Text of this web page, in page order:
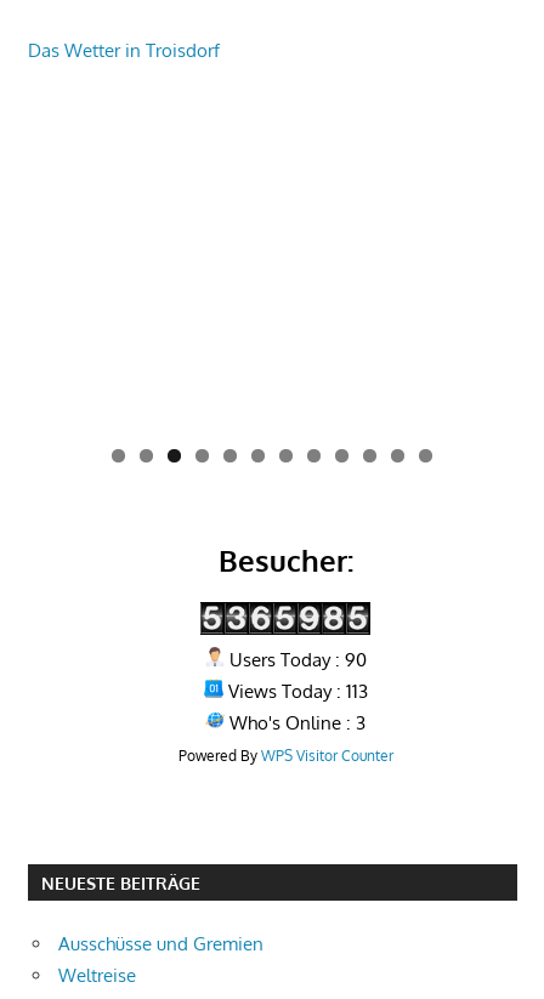
Das Wetter in Troisdorf
0 1 2
Besucher:
Users Today : 90
Views Today : 113
Who's Online : 3
Powered By WPS Visitor Counter
NEUESTE BEITRÄGE
Ausschüsse und Gremien
Weltreise